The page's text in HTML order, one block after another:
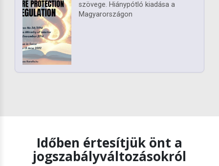
szövege. Hiánypótló kiadása a
Magyarországon
Időben értesítjük önt a
jogszabályváltozásokról